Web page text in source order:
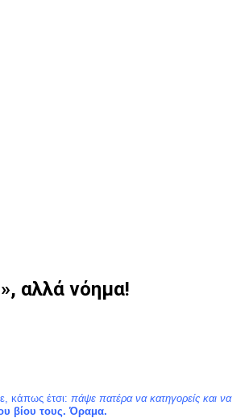
αλλά νόημα!
κάπως έτσι: πάψε πατέρα να κατηγορείς και να
βίου τους. Όραμα.